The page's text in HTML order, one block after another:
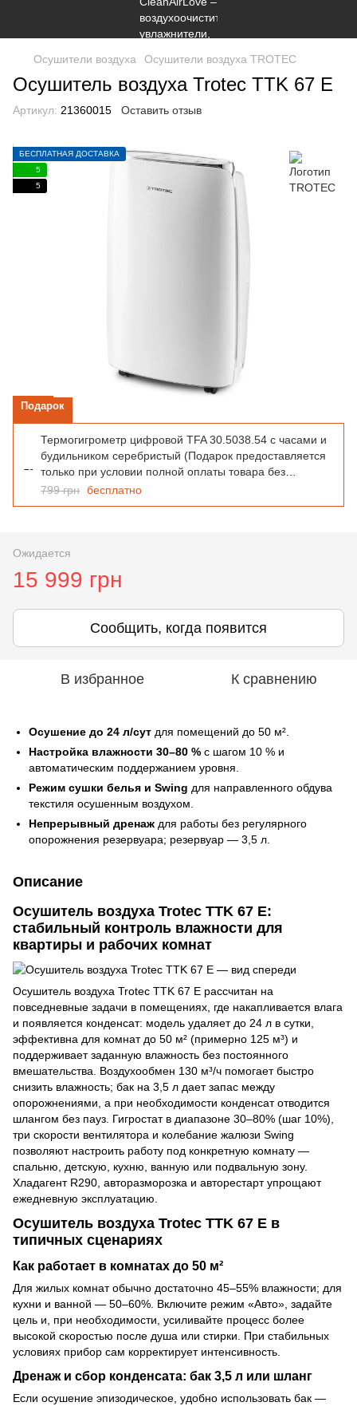
Осушители воздуха Осушители воздуха TROTEC
Осушитель воздуха Trotec TTK 67 E
Артикул: 21360015 Оставить отзыв
БЕСПЛАТНАЯ ДОСТАВКА
5
5
Подарок
Термогигрометр цифровой TFA 30.5038.54 с часами и
будильником серебристый (Подарок предоставляется
только при условии полной оплаты товара без
использования дополнительных скидок или промо-
кодов. При покупке в кредит, оплате частями подарок
799 грн бесплатно
Ожидается
15 999 грн
Сообщить, когда появится
В избранное К сравнению
Осушение до 24 л/сут для помещений до 50 м².
Настройка влажности 30–80 % с шагом 10 % и
автоматическим поддержанием уровня.
Режим сушки белья и Swing для направленного обдува
текстиля осушенным воздухом.
Непрерывный дренаж для работы без регулярного
опорожнения резервуара; резервуар — 3,5 л.
Описание
Осушитель воздуха Trotec TTK 67 E:
стабильный контроль влажности для
квартиры и рабочих комнат
Осушитель воздуха Trotec TTK 67 E рассчитан на
повседневные задачи в помещениях, где накапливается влага
и появляется конденсат: модель удаляет до 24 л в сутки,
эффективна для комнат до 50 м² (примерно 125 м³) и
поддерживает заданную влажность без постоянного
вмешательства. Воздухообмен 130 м³/ч помогает быстро
снизить влажность; бак на 3,5 л дает запас между
опорожнениями, а при необходимости конденсат отводится
шлангом без пауз. Гигростат в диапазоне 30–80% (шаг 10%),
три скорости вентилятора и колебание жалюзи Swing
позволяют настроить работу под конкретную комнату —
спальню, детскую, кухню, ванную или подвальную зону.
Хладагент R290, авторазморозка и авторестарт упрощают
ежедневную эксплуатацию.
Осушитель воздуха Trotec TTK 67 E в
типичных сценариях
Как работает в комнатах до 50 м²
Для жилых комнат обычно достаточно 45–55% влажности; для
кухни и ванной — 50–60%. Включите режим «Авто», задайте
цель и, при необходимости, усиливайте процесс более
высокой скоростью после душа или стирки. При стабильных
условиях прибор сам корректирует интенсивность.
Дренаж и сбор конденсата: бак 3,5 л или шланг
Если осушение эпизодическое, удобно использовать бак —